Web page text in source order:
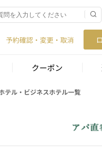
予約確認・変更・取消
クーポン
テル・ビジネスホテル一覧